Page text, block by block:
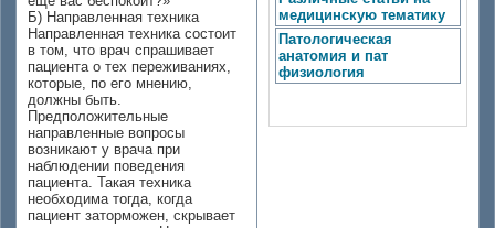
Б) Направленная техника
Направленная техника состоит
в том, что врач спрашивает
пациента о тех переживаниях,
которые, по его мнению,
должны быть.
Предположительные
направленные вопросы
возникают у врача при
наблюдении поведения
пациента. Такая техника
необходима тогда, когда
пациент заторможен, скрывает
медицинскую тематику
Патологическая
анатомия и пат
физиология